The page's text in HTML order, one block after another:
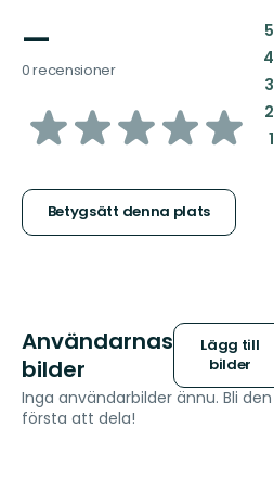
—
0 recensioner
av
stjärnor
Betygsätt denna plats
5:
4:
3:
2:
1:
Användarnas
bilder
Lägg till
bilder
Inga användarbilder ännu. Bli den
första att dela!